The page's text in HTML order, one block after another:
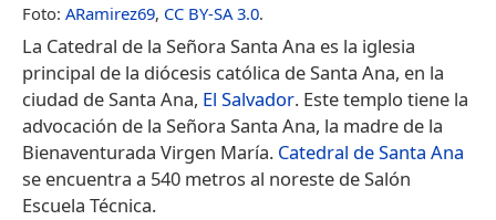
Foto: ARamirez69, CC BY-SA 3.0.
La Catedral de la Señora Santa Ana es la iglesia
principal de la diócesis católica de Santa Ana, en la
ciudad de Santa Ana, El Salvador. Este templo tiene la
advocación de la Señora Santa Ana, la madre de la
Bienaventurada Virgen María. Catedral de Santa Ana
se encuentra a 540 metros al noreste de Salón
Escuela Técnica.